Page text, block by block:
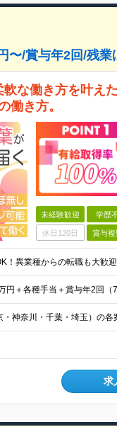
〜/賞与年2回/残
軟な働き方を叶え
働き方。
未経験歓迎 学歴
休日120日 賞与複
求